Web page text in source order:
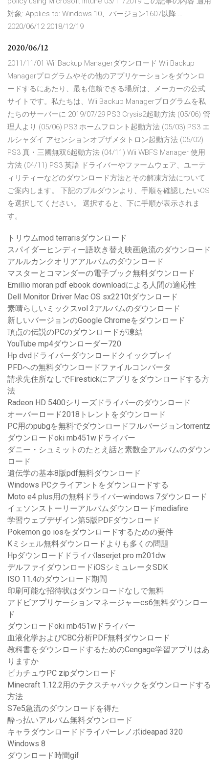
対象: Applies to: Windows 10、バージョン1607以降 …
2020/06/12 2018/12/19
2020/06/12
2011/11/01 Wii Backup Managerダウンロード Wii Backup
Managerプログラムやその他のアプリケーションをダウンロ
ードするにあたり、最も信頼できる場所は、メーカーの公式
サイトです。私たちは、Wii Backup Managerプログラムを私
たちのサーバーに 2019/07/29 PS3 Crysis2起動方法 (05/06) 管
理人より (05/06) PS3 ホームフロント起動方法 (05/03) PS3 エ
ルシャダイ アセンションオブザメタトロン起動方法 (05/02)
PS3 真・三國無双6起動方法 (04/11) Wii WBFS Manager 使用
方法 (04/11) PS3 英語 ドライバーやファームウェア、ユーテ
ィリティーなどのダウンロード方法とその解凍方法について
ご案内します。 下記のプルダウンより、手順を確認したいOS
を選択してください。 選択すると、下に手順が表示されま
す。
トリウムmod terrarisダウンロード
スパイダーヒンディー語吹き替え映画急流のダウンロード
アルルカンクオリアアルバムのダウンロード
マスターとコマンダーの電子ブック無料ダウンロード
Emillio moran pdf ebook downloadによる人間の適応性
Dell Monitor Driver Mac OS sx2210tダウンロード
素晴らしいミックスvol 2アルバムのダウンロード
新しいバージョンのGoogle Chromeをダウンロード
頂点の伝説のPCのダウンロードが凍結
YouTube mp4ダウンローダー720
Hp dvdドライバーダウンロードクイックプレイ
PFDへの無料ダウンロードファイルコンバータ
請求先住所なしでFirestickにアプリをダウンロードする方
法
Radeon HD 5400シリーズドライバーのダウンロード
オーバーロード2018トレントをダウンロード
PC用のpubgを無料でダウンロードフルバージョンtorrentz
ダウンロードoki mb451wドライバー
ダニー・シュミットのたとえ話と素数全アルバムのダウン
ロード
遺伝学の基本8版pdf無料ダウンロード
Windows PCクライアントをダウンロードする
Moto e4 plus用の無料ドライバーwindows 7ダウンロード
イェソンストーリーアルバムダウンロードmediafire
学習ウェブデザイン第5版PDFダウンロード
Pokemon go iosをダウンロードするための要件
Kミシェル無料ダウンロードよりも多くの問題
Hpダウンロードドライバlaserjet pro m201dw
デルファイダウンロードiOSシミュレータSDK
ISO 11.4のダウンロード期間
印刷可能な招待状はダウンロードなしで無料
アドビアプリケーションマネージャーcs6無料ダウンロー
ド
ダウンロードoki mb451wドライバー
血液化学およびCBC分析PDF無料ダウンロード
教科書をダウンロードするためのCengage学習アプリはあ
りますか
ピカチュウPC zipダウンロード
Minecraft 1.12.2用のテクスチャパックをダウンロードする
方法
S7e5急流のダウンロードを得た
酔っ払いアルバム無料ダウンロード
キャラダウンロードドライバーレノボideapad 320
Windows 8
ダウンロード時間gif